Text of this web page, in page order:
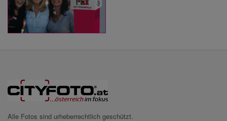
Alle Fotos sind urheberrechtlich geschützt.